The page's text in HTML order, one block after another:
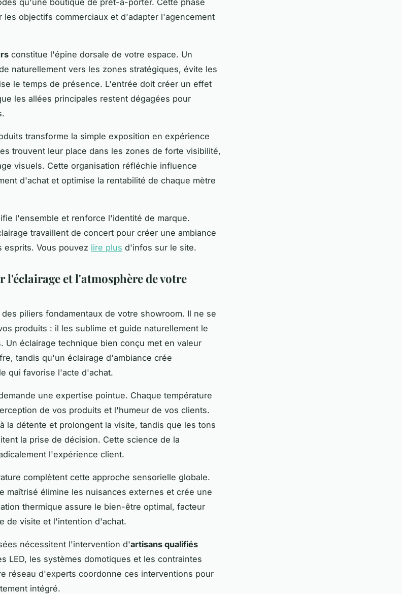
objectifs commerciaux et d'adapter l'agencement
constitue l'épine dorsale de votre espace. Un
naturellement vers les zones stratégiques, évite les
le temps de présence. L'entrée doit créer un effet
les allées principales restent dégagées pour
transforme la simple exposition en expérience
trouvent leur place dans les zones de forte visibilité,
visuels. Cette organisation réfléchie influence
d'achat et optimise la rentabilité de chaque mètre
l'ensemble et renforce l'identité de marque.
travaillent de concert pour créer une ambiance
esprits. Vous pouvez lire plus d'infos sur le site.
l'éclairage et l'atmosphère de votre
piliers fondamentaux de votre showroom. Il ne se
produits : il les sublime et guide naturellement le
Un éclairage technique bien conçu met en valeur
tandis qu'un éclairage d'ambiance crée
qui favorise l'acte d'achat.
une expertise pointue. Chaque température
de vos produits et l'humeur de vos clients.
la détente et prolongent la visite, tandis que les tons
la prise de décision. Cette science de la
l'expérience client.
complètent cette approche sensorielle globale.
maîtrisé élimine les nuisances externes et crée une
thermique assure le bien-être optimal, facteur
de visite et l'intention d'achat.
nécessitent l'intervention d'artisans qualifiés
LED, les systèmes domotiques et les contraintes
réseau d'experts coordonne ces interventions pour
intégré.